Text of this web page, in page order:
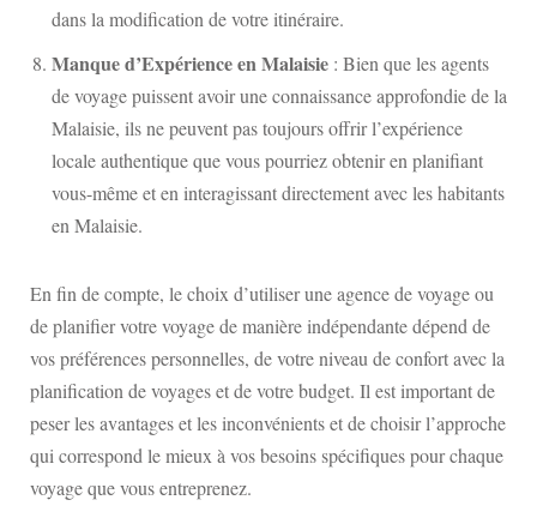
dans la modification de votre itinéraire.
Manque d’Expérience en Malaisie : Bien que les agents
de voyage puissent avoir une connaissance approfondie de la
Malaisie, ils ne peuvent pas toujours offrir l’expérience
locale authentique que vous pourriez obtenir en planifiant
vous-même et en interagissant directement avec les habitants
en Malaisie.
En fin de compte, le choix d’utiliser une agence de voyage ou
de planifier votre voyage de manière indépendante dépend de
vos préférences personnelles, de votre niveau de confort avec la
planification de voyages et de votre budget. Il est important de
peser les avantages et les inconvénients et de choisir l’approche
qui correspond le mieux à vos besoins spécifiques pour chaque
voyage que vous entreprenez.